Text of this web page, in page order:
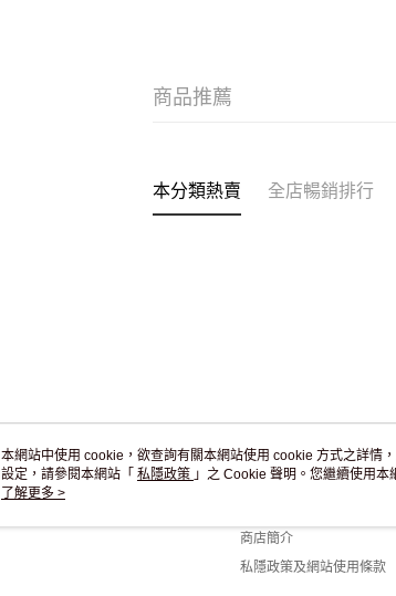
商品推薦
本分類熱賣 全店暢銷排行
關於我們
商店簡介
私隱政策及網站使用條款
本網站中使用 cookie，欲查詢有關本網站使用 cookie 方式之詳情
設定，請參閱本網站「 私隱政策 」之 Cookie 聲明。您繼續使用
用 cookie。
了解更多 >